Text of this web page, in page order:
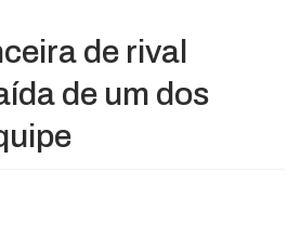
de rival
de um dos